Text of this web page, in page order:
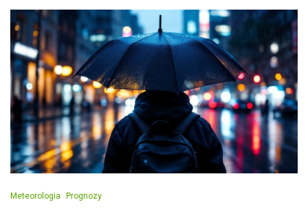
Meteorologia Prognozy